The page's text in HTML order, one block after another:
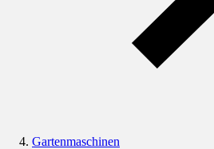
Gartenmaschinen